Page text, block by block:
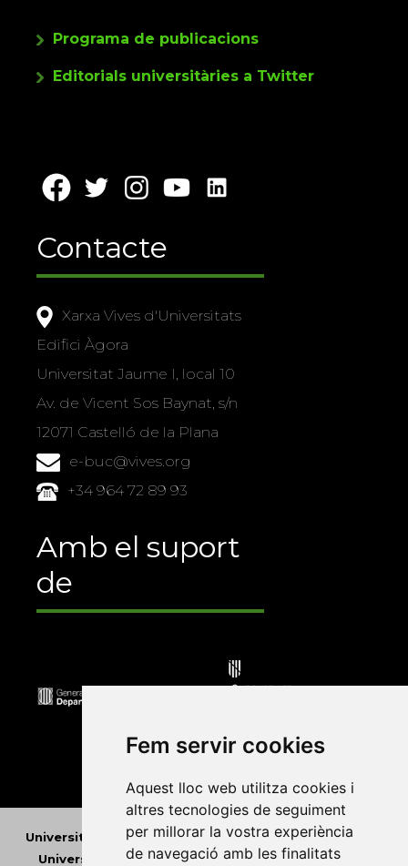
Fem servir cookies
Aquest lloc web utilitza cookies i
altres tecnologies de seguiment
per millorar la vostra experiència
de navegació amb les finalitats
Programa de publicacions
Editorials universitàries a Twitter
Contacte
Xarxa Vives d'Universitats
Edifici Àgora
Universitat Jaume I, local 10
Av. de Vicent Sos Baynat, s/n
12071 Castelló de la Plana
e-buc@vives.org
+34 964 72 89 93
Amb el suport
de
Universitat Abat Oliba CEU • Universitat d'Alacant
Universitat d'Andorra•Universitat Autònoma de